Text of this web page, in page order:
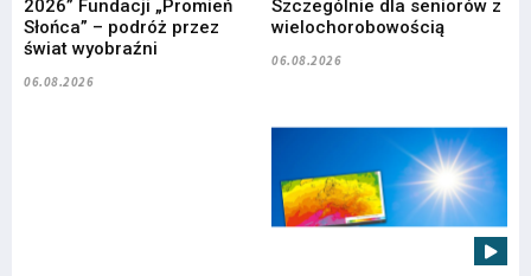
2026” Fundacji „Promień
Słońca” – podróż przez
świat wyobraźni
06.08.2026
Szczególnie dla seniorów z
wielochorobowością
06.08.2026